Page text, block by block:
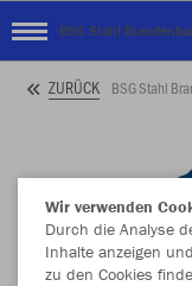
BSG Stahl
ZURÜCK BSG Stahl
Wir verwenden
Durch die Analyse
Inhalte anzeigen
zu den Cookies